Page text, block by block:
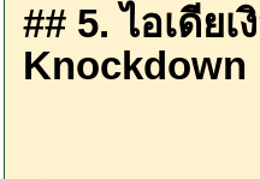
## 5. ไอเดีย
Knockdown